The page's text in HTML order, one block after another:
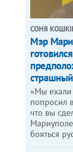
СОНЯ
Мэр
«Мы ехали
попросил
что вы
бояться